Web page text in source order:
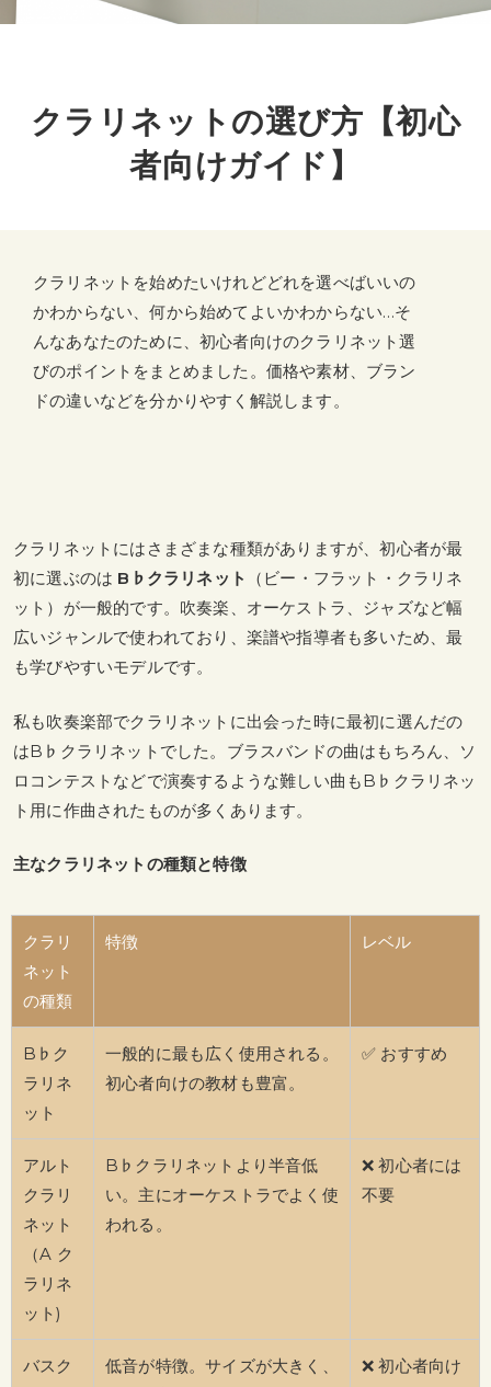
クラリネットの選び方【初心
者向けガイド】
クラリネットを始めたいけれどどれを選べばいいの
かわからない、何から始めてよいかわからない…そ
んなあなたのために、初心者向けのクラリネット選
びのポイントをまとめました。価格や素材、ブラン
ドの違いなどを分かりやすく解説します。
クラリネットにはさまざまな種類がありますが、初心者が最
初に選ぶのは B♭クラリネット
（ビー・フラット・クラリネ
ット）が一般的です。吹奏楽、オーケストラ、ジャズなど幅
広いジャンルで使われており、楽譜や指導者も多いため、最
も学びやすいモデルです。
私も吹奏楽部でクラリネットに出会った時に最初に選んだの
はB♭クラリネットでした。ブラスバンドの曲はもちろん、ソ
ロコンテストなどで演奏するような難しい曲もB♭クラリネッ
ト用に作曲されたものが多くあります。
主なクラリネットの種類と特徴
クラリ
ネット
の種類
特徴 レベル
B♭ク
ラリネ
ット
一般的に最も広く使用される。
初心者向けの教材も豊富。
✅ おすすめ
アルト
クラリ
ネット
（A ク
ラリネ
ット)
B♭クラリネットより半音低
い。主にオーケストラでよく使
われる。
❌ 初心者には
不要
バスク
低音が特徴。サイズが大きく、
❌ 初心者向け